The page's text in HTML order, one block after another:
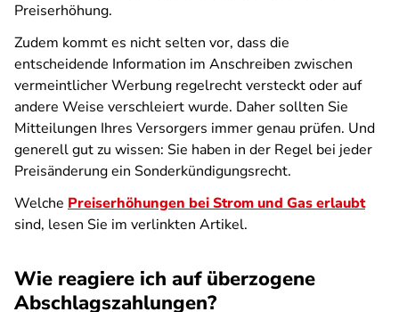
Preiserhöhung.
Zudem kommt es nicht selten vor, dass die
entscheidende Information im Anschreiben zwischen
vermeintlicher Werbung regelrecht versteckt oder auf
andere Weise verschleiert wurde. Daher sollten Sie
Mitteilungen Ihres Versorgers immer genau prüfen. Und
generell gut zu wissen: Sie haben in der Regel bei jeder
Preisänderung ein Sonderkündigungsrecht.
Welche Preiserhöhungen bei Strom und Gas erlaubt
sind, lesen Sie im verlinkten Artikel.
Wie reagiere ich auf überzogene
Abschlagszahlungen?